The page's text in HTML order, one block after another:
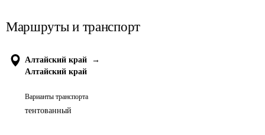
Маршруты и транспорт
Алтайский край
→
Алтайский край
Варианты транспорта
тентованный